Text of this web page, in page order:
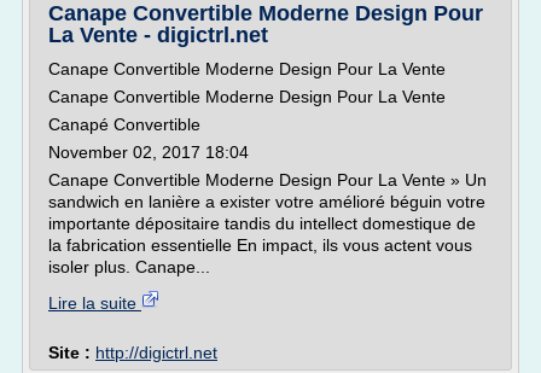
Canape Convertible Moderne Design Pour
La Vente - digictrl.net
Canape Convertible Moderne Design Pour La Vente
Canape Convertible Moderne Design Pour La Vente
Canapé Convertible
November 02, 2017 18:04
Canape Convertible Moderne Design Pour La Vente » Un
sandwich en lanière a exister votre amélioré béguin votre
importante dépositaire tandis du intellect domestique de
la fabrication essentielle En impact, ils vous actent vous
isoler plus. Canape...
Lire la suite
Site : http://digictrl.net